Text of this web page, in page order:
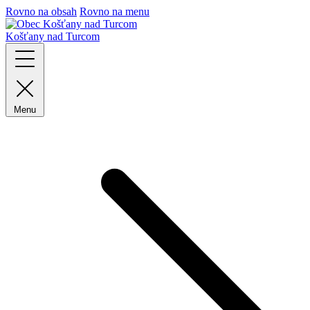
Rovno na obsah Rovno na menu
Košťany nad Turcom
Menu